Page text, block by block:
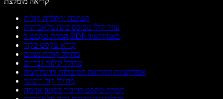
הכתבה והקלדה קולית
עוזר קולי מבוסס בינה מלאכותית
המרת טקסט ל-PDF באנדרואיד
קורא טקסט בקול
מחולל קולות נשיים
מחולל קולות גבריים
אפליקציות הקריאה המובילות לדיסלקציה
מחולל קול רובוטי
המרת טקסט לדיבור בסגנון אנימה